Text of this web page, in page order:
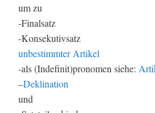
um zu
-Finalsatz
-Konsekutivsatz
unbestimmter Artikel
-als (Indefinit)pronomen siehe:
–Deklination
und